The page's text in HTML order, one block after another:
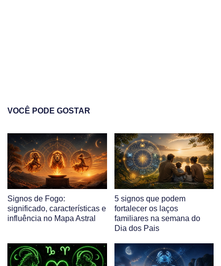
VOCÊ PODE GOSTAR
Signos de Fogo:
significado, características e
influência no Mapa Astral
5 signos que podem
fortalecer os laços
familiares na semana do
Dia dos Pais